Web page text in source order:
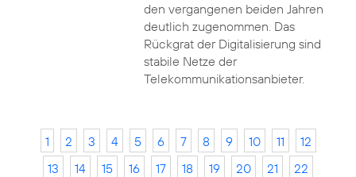
den vergangenen beiden Jahren
deutlich zugenommen. Das
Rückgrat der Digitalisierung sind
stabile Netze der
Telekommunikationsanbieter.
1 2 3 4 5 6 7 8 9 10 11
12
13
14 15 16 17 18 19 20 21
22